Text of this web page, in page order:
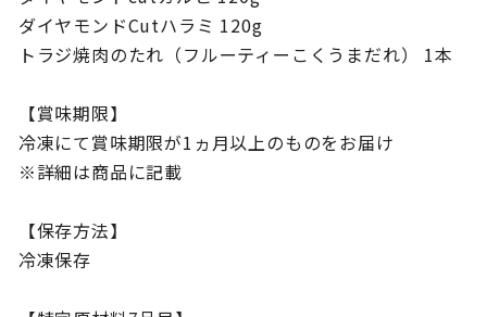
ダイヤモンドCutハラミ 120g
トラジ焼肉のたれ（フルーティーこくうまだれ） 1本
【賞味期限】
冷凍にて賞味期限が1ヵ月以上のものをお届け
※詳細は商品に記載
【保存方法】
冷凍保存